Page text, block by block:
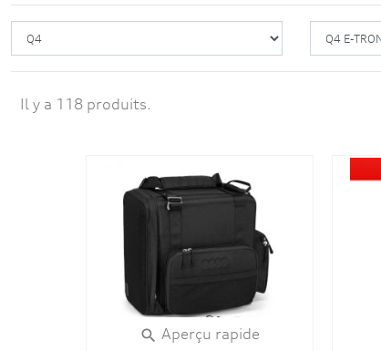
Il y a 118 produits.
 Aperçu rapide